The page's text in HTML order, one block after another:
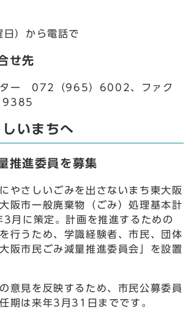
）から電話で
せ先
ー 072（965）6002、ファク
9385
いまちへ
推進委員を募集
やさしいごみを出さないまち東大阪
阪市一般廃棄物（ごみ）処理基本計
月に策定。計画を推進するための
行うため、学識経験者、市民、団体
阪市民ごみ減量推進委員会」を設置
意見を反映するため、市民公募委員
期は来年3月31日までです。